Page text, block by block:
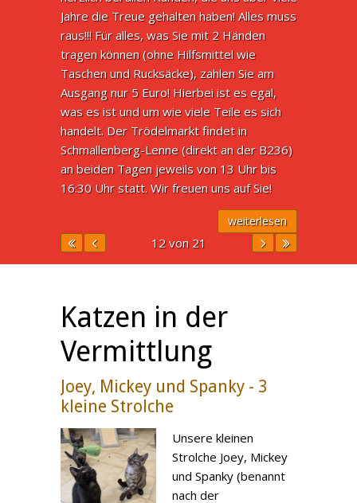
Jahre die Treue gehalten haben! Alles muss
raus!!! Für alles, was Sie mit 2 Händen
tragen können (ohne Hilfsmittel wie
Taschen und Rucksäcke), zahlen Sie am
Ausgang nur 5 Euro! Hierbei ist es egal,
was es ist und um wie viele Teile es sich
handelt. Der Trödelmarkt findet in
Schmallenberg-Lenne (direkt an der B236)
an beiden Tagen jeweils von 13 Uhr bis
16:30 Uhr statt. Wir freuen uns auf Sie!
weiterlesen
12 von 21
Katzen in der
Vermittlung
Joey, Mickey und Spanky - 3
kleine Strolche
Unsere kleinen
Strolche Joey, Mickey
und Spanky (benannt
nach der